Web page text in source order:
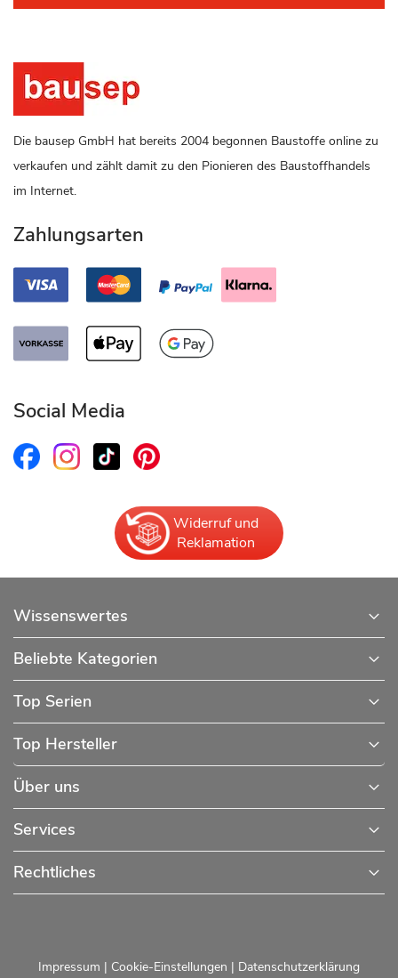
Die bausep GmbH hat bereits 2004 begonnen Baustoffe online zu
verkaufen und zählt damit zu den Pionieren des Baustoffhandels
im Internet.
Zahlungsarten
Social Media
Widerruf und
Reklamation
Wissenswertes
Beliebte Kategorien
Top Serien
Top Hersteller
Über uns
Services
Rechtliches
Impressum | Cookie-Einstellungen | Datenschutzerklärung